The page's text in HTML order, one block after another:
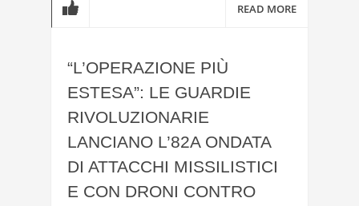
READ MORE
“L’OPERAZIONE PIÙ
ESTESA”: LE GUARDIE
RIVOLUZIONARIE
LANCIANO L’82A ONDATA
DI ATTACCHI MISSILISTICI
E CON DRONI CONTRO